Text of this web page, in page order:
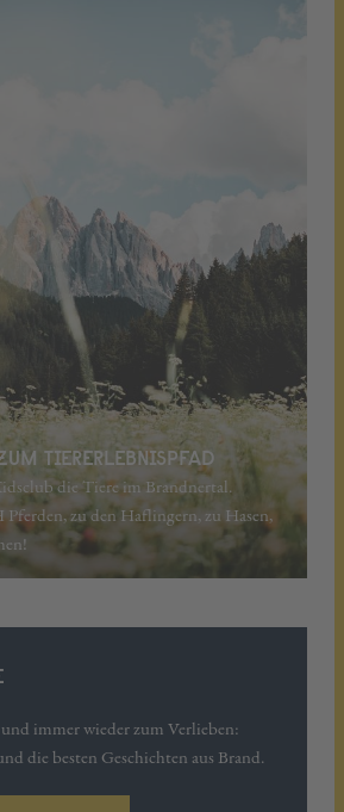
TIERERLEBNISPFAD
die Tiere im Brandnertal.
zu den Haflingern, zu Hasen,
immer wieder zum Verlieben:
die besten Geschichten aus Brand.